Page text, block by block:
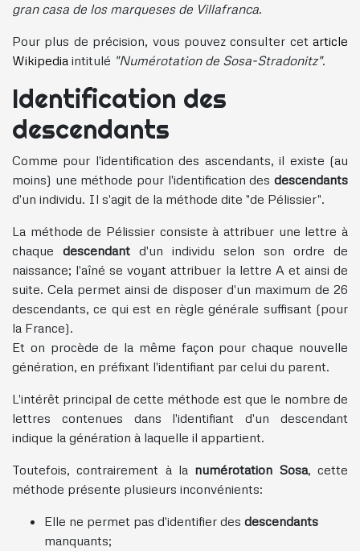
gran casa de los marqueses de Villafranca.
Pour plus de précision, vous pouvez consulter cet article
Wikipedia intitulé "Numérotation de Sosa-Stradonitz".
Identification des
descendants
Comme pour l'identification des ascendants, il existe (au
moins) une méthode pour l'identification des descendants
d'un individu. Il s'agit de la méthode dite "de Pélissier".
La méthode de Pélissier consiste à attribuer une lettre à
chaque descendant d'un individu selon son ordre de
naissance; l'aîné se voyant attribuer la lettre A et ainsi de
suite. Cela permet ainsi de disposer d'un maximum de 26
descendants, ce qui est en règle générale suffisant (pour
la France).
Et on procède de la même façon pour chaque nouvelle
génération, en préfixant l'identifiant par celui du parent.
L'intérêt principal de cette méthode est que le nombre de
lettres contenues dans l'identifiant d'un descendant
indique la génération à laquelle il appartient.
Toutefois, contrairement à la numérotation Sosa, cette
méthode présente plusieurs inconvénients:
Elle ne permet pas d'identifier des descendants
manquants;